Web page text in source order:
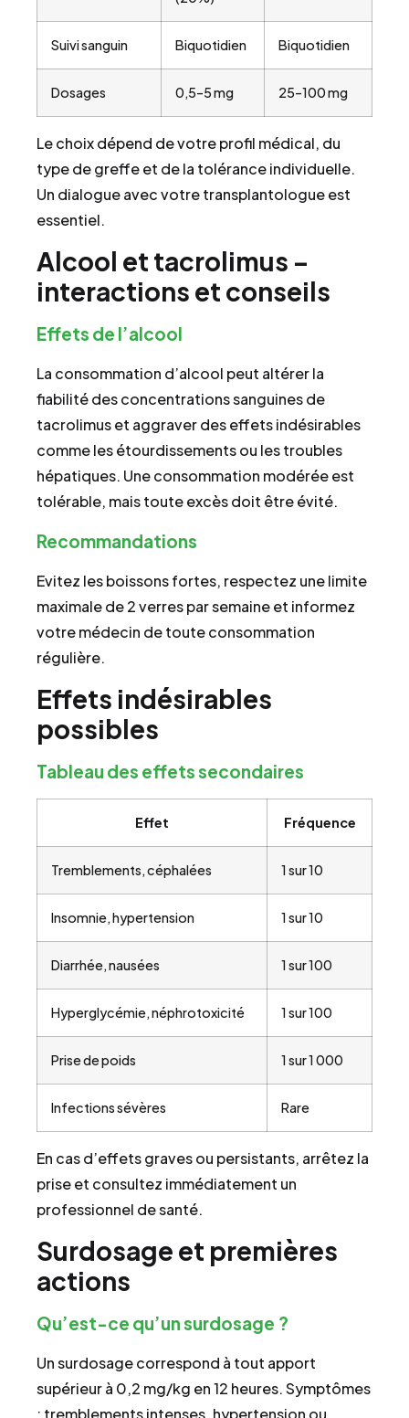
Suivi sanguin Biquotidien Biquotidien
Dosages 0,5–5 mg 25–100 mg
Le choix dépend de votre profil médical, du
type de greffe et de la tolérance individuelle.
Un dialogue avec votre transplantologue est
essentiel.
Alcool et tacrolimus –
interactions et conseils
Effets de l’alcool
La consommation d’alcool peut altérer la
fiabilité des concentrations sanguines de
tacrolimus et aggraver des effets indésirables
comme les étourdissements ou les troubles
hépatiques. Une consommation modérée est
tolérable, mais toute excès doit être évité.
Recommandations
Evitez les boissons fortes, respectez une limite
maximale de 2 verres par semaine et informez
votre médecin de toute consommation
régulière.
Effets indésirables
possibles
Tableau des effets secondaires
Effet Fréquence
Tremblements, céphalées 1 sur 10
Insomnie, hypertension 1 sur 10
Diarrhée, nausées 1 sur 100
Hyperglycémie, néphrotoxicité 1 sur 100
Prise de poids 1 sur 1 000
Infections sévères Rare
En cas d’effets graves ou persistants, arrêtez la
prise et consultez immédiatement un
professionnel de santé.
Surdosage et premières
actions
Qu’est-ce qu’un surdosage ?
Un surdosage correspond à tout apport
supérieur à 0,2 mg/kg en 12 heures. Symptômes